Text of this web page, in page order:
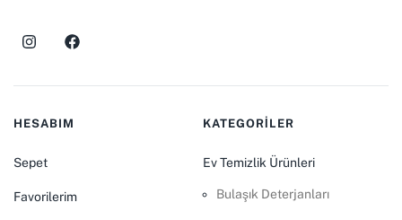
HESABIM
Sepet
Favorilerim
KATEGORİLER
Ev Temizlik Ürünleri
Bulaşık Deterjanları